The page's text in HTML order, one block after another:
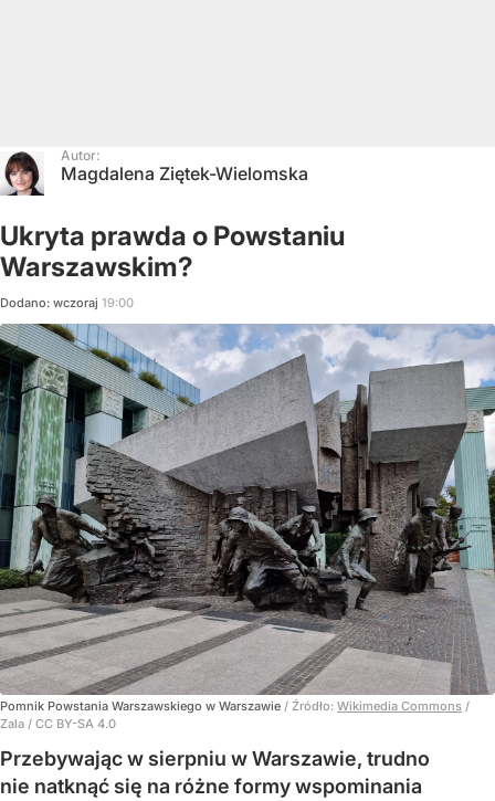
Autor:
Magdalena Ziętek-Wielomska
Ukryta prawda o Powstaniu
Warszawskim?
Dodano: wczoraj 19:00
Pomnik Powstania Warszawskiego w Warszawie / Źródło: Wikimedia Commons /
Zala / CC BY-SA 4.0
Przebywając w sierpniu w Warszawie, trudno
nie natknąć się na różne formy wspominania